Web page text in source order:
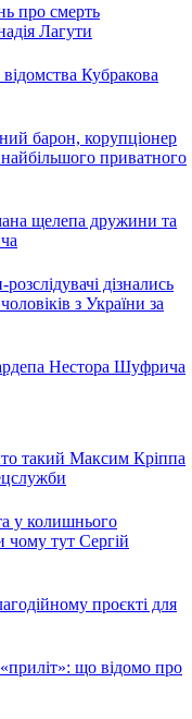
про смерть
Лагути
Кубракова
барон, корупціонер
приватного
щелепа дружини та
дізнались
з України за
Нестора Шуфрича
такий Максим Кріппа
у колишнього
чому тут Сергій
проєкті для
що відомо про